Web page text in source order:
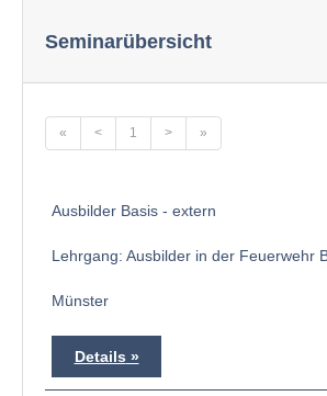
Seminarübersicht
« < 1 > »
Ausbilder Basis - extern
Lehrgang: Ausbilder in der Feuerwehr
Münster
Details